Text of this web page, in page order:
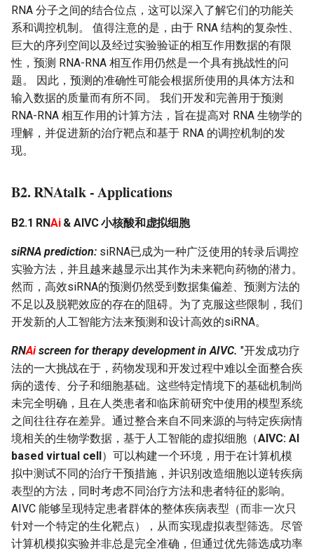
RNA 分子之间的结合位点，这可以深入了解它们的功能关
系和调控机制。 值得注意的是，由于 RNA 结构的复杂性、
巨大的序列空间以及经过实验验证的相互作用数据的有限
性，预测 RNA-RNA 相互作用仍然是一个具有挑战性的问
题。 因此，预测的准确性可能会根据所使用的具体方法和
输入数据的质量而有所不同。 我们开发和完善用于预测
RNA-RNA 相互作用的计算方法，旨在提高对 RNA 生物学的
理解，并促进新的治疗靶点和基于 RNA 的调控机制的发
现。
B2. RNAtalk - Applications
B2.1 RNAi& AIVC 小核酸和虚拟细胞
siRNA prediction: siRNA已成为一种广泛使用的转录后调控
实验方法，并且越来越显示出其作为未来靶向药物的潜力。
然而，高效siRNA的预测仍然受到数据集偏差、预测方法的
不足以及脱靶效应的存在的阻碍。为了克服这些限制，我们
开发新的人工智能方法来预测和设计高效的siRNA。
RNAiscreen for therapy development in AIVC. "开发成功疗
法的一大挑战在于，药物发现和开发过程中难以全面整合疾
病的遗传、分子和细胞基础。这些特定情境下的基础机制尚
未完全明确，且在人类患者和临床前研究中使用的模型系统
之间往往存在差异。通过整合来自不同来源的与特定疾病情
境相关的生物学数据，基于人工智能的虚拟细胞（AIVC: AI
based virtual cell）可以构建一个环境，用于在计算机模
拟中测试不同的治疗干预措施，并识别改造细胞以逆转疾病
表型的方法，同时考虑不同治疗方法和患者特征的影响。
AIVC 能够呈现特定患者群体的整体疾病表型（而非一次只
针对一个特定的生化靶点），从而实现虚拟表型筛选。尽管
计算机模拟实验并非总是完全准确，但通过优先筛选成功率